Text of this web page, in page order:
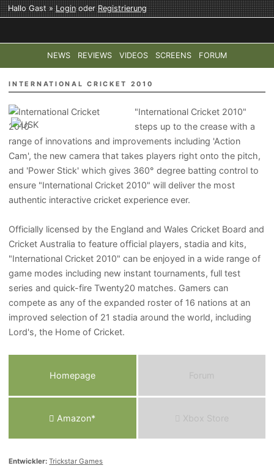
Hallo Gast »LoginoderRegistrierung
NEWS REVIEWS VIDEOS SCREENS FORUM
TOP-THEMEN: COD: MODERN WARFARE 4 HALO:
INTERNATIONAL CRICKET 2010
"International Cricket 2010"
steps up to the crease with a
range of innovations and improvements including 'Action
Cam', the new camera that takes players right onto the pitch,
and 'Power Stick' which gives 360° degree batting control to
ensure "International Cricket 2010" will deliver the most
authentic interactive cricket experience ever.
Officially licensed by the England and Wales Cricket Board and
Cricket Australia to feature official players, stadia and kits,
"International Cricket 2010" can be enjoyed in a wide range of
game modes including new instant tournaments, full test
series and quick-fire Twenty20 matches. Gamers can
compete as any of the expanded roster of 16 nations at an
improved selection of 21 stadia around the world, including
Lord's, the Home of Cricket.
Homepage Forum
Amazon* Xbox Store
Entwickler: Trickstar Games